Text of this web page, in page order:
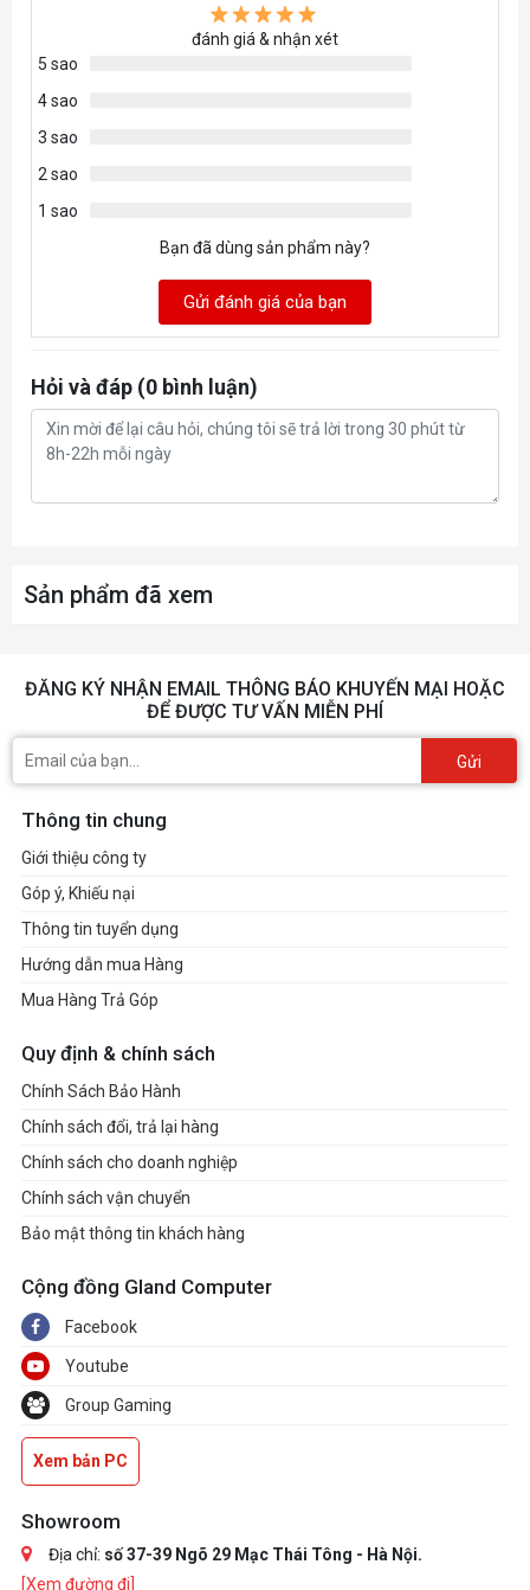
đánh giá & nhận xét
5 sao
4 sao
3 sao
2 sao
1 sao
Bạn đã dùng sản phẩm này?
Gửi đánh giá của bạn
Hỏi và đáp (0 bình luận)
Sản phẩm đã xem
ĐĂNG KÝ NHẬN EMAIL THÔNG BÁO KHUYẾN MẠI HOẶC
ĐỂ ĐƯỢC TƯ VẤN MIỄN PHÍ
Gửi
Thông tin chung
Giới thiệu công ty
Góp ý, Khiếu nại
Thông tin tuyển dụng
Hướng dẫn mua Hàng
Mua Hàng Trả Góp
Quy định & chính sách
Chính Sách Bảo Hành
Chính sách đổi, trả lại hàng
Chính sách cho doanh nghiệp
Chính sách vận chuyển
Bảo mật thông tin khách hàng
Cộng đồng Gland Computer
Facebook
Youtube
Group Gaming
Xem bản PC
Showroom
Địa chỉ: số 37-39 Ngõ 29 Mạc Thái Tông - Hà Nội.
[Xem đường đi]